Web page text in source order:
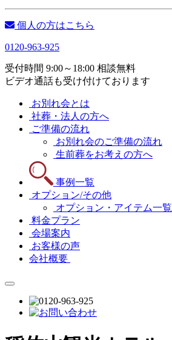
個人の方はこちら
0120-963-925
受付時間 9:00～18:00 相談無料
ビデオ通話も受け付けております
お別れ会とは
社葬・法人の方へ
ご準備の流れ
お別れ会のご準備の流れ
生前葬をお考えの方へ
事例一覧
オプション/その他
オプション・アイテム一覧
料金プラン
会場案内
お客様の声
会社概要